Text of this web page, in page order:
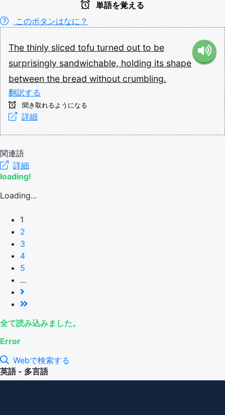
単語を覚える
このボタンはなに？
The thinly sliced tofu turned out to be
surprisingly sandwichable, holding its shape
between the bread without crumbling.
翻訳する
聞き取れるようになる
詳細
関連語
詳細
loading!
Loading...
1
2
3
4
5
...
全て読み込みました。
Error
Webで検索する
英語 - 多言語